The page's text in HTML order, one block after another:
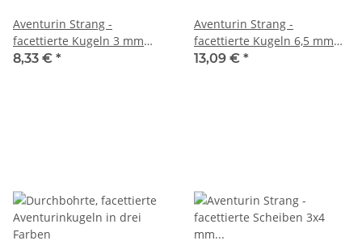
Aventurin Strang -
facettierte Kugeln 3 mm
Blautöne, Länge 39 cm /7661
8,33 € *
Aventurin Strang -
facettierte Kugeln 6,5 mm
tricolor, silber schimmernd,
13,09 € *